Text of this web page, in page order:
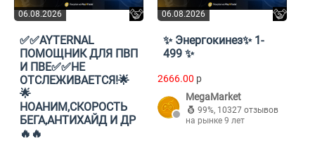
06.08.2026
✅✅AYTERNAL
ПОМОЩНИК ДЛЯ ПВП
И ПВЕ✅✅НЕ
ОТСЛЕЖИВАЕТСЯ!🌟
🌟
НОАНИМ,СКОРОСТЬ
БЕГА,АНТИХАЙД И ДР
🔥🔥
06.08.2026
✨ Энергокинез✨ 1-
499 ✨
2666.00 p
MegaMarket
99%, 10327 отзывов
на рынке 9 лет